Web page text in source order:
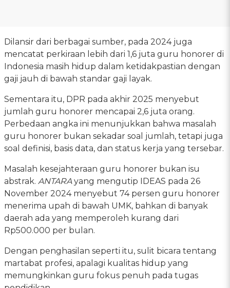
Dilansir dari berbagai sumber, pada 2024 juga
mencatat perkiraan lebih dari 1,6 juta guru honorer di
Indonesia masih hidup dalam ketidakpastian dengan
gaji jauh di bawah standar gaji layak.
Sementara itu, DPR pada akhir 2025 menyebut
jumlah guru honorer mencapai 2,6 juta orang.
Perbedaan angka ini menunjukkan bahwa masalah
guru honorer bukan sekadar soal jumlah, tetapi juga
soal definisi, basis data, dan status kerja yang tersebar.
Masalah kesejahteraan guru honorer bukan isu
abstrak. ANTARAyang mengutip IDEAS pada 26
November 2024 menyebut 74 persen guru honorer
menerima upah di bawah UMK, bahkan di banyak
daerah ada yang memperoleh kurang dari
Rp500.000 per bulan.
Dengan penghasilan seperti itu, sulit bicara tentang
martabat profesi, apalagi kualitas hidup yang
memungkinkan guru fokus penuh pada tugas